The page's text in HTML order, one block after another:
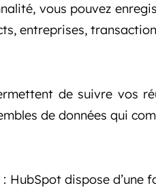
vous pouvez
entreprises,
de suivre vos
de données qui
HubSpot dispose